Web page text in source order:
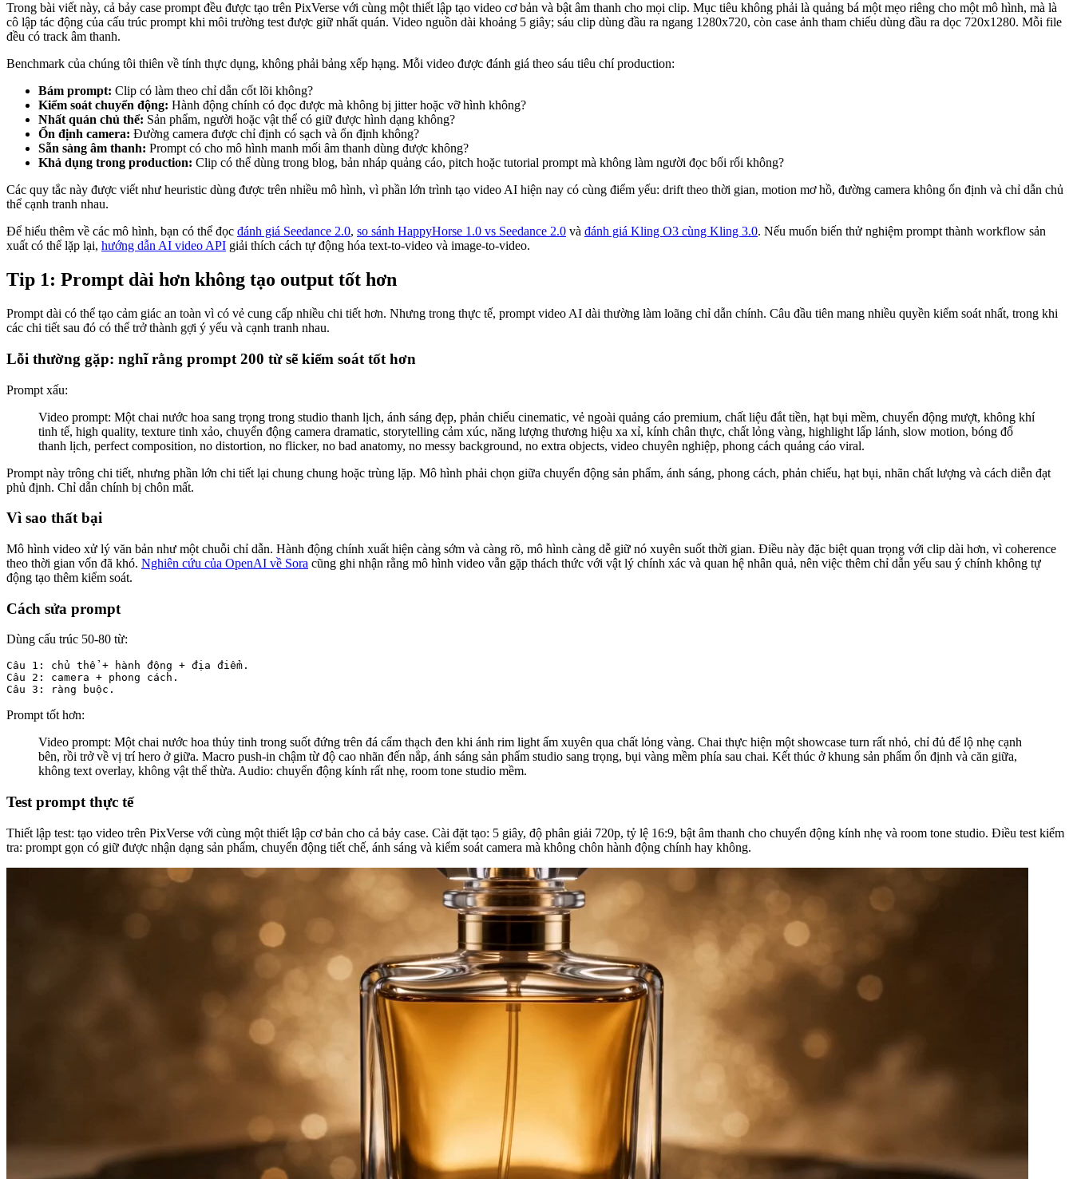
Trong bài viết này, cả bảy case prompt đều được tạo trên PixVerse với cùng một thiết lập tạo video cơ bản và bật âm thanh cho mọi clip. Mục tiêu không phải là quảng bá một mẹo riêng cho một mô hình, mà là
cô lập tác động của cấu trúc prompt khi môi trường test được giữ nhất quán. Video nguồn dài khoảng 5 giây; sáu clip dùng đầu ra ngang 1280x720, còn case ảnh tham chiếu dùng đầu ra dọc 720x1280. Mỗi file
đều có track âm thanh.
Benchmark của chúng tôi thiên về tính thực dụng, không phải bảng xếp hạng. Mỗi video được đánh giá theo sáu tiêu chí production:
Bám prompt: Clip có làm theo chỉ dẫn cốt lõi không?
Kiểm soát chuyển động: Hành động chính có đọc được mà không bị jitter hoặc vỡ hình không?
Nhất quán chủ thể: Sản phẩm, người hoặc vật thể có giữ được hình dạng không?
Ổn định camera: Đường camera được chỉ định có sạch và ổn định không?
Sẵn sàng âm thanh: Prompt có cho mô hình manh mối âm thanh dùng được không?
Khả dụng trong production: Clip có thể dùng trong blog, bản nháp quảng cáo, pitch hoặc tutorial prompt mà không làm người đọc bối rối không?
Các quy tắc này được viết như heuristic dùng được trên nhiều mô hình, vì phần lớn trình tạo video AI hiện nay có cùng điểm yếu: drift theo thời gian, motion mơ hồ, đường camera không ổn định và chỉ dẫn chủ
thể cạnh tranh nhau.
Để hiểu thêm về các mô hình, bạn có thể đọc đánh giá Seedance 2.0, so sánh HappyHorse 1.0 vs Seedance 2.0 và đánh giá Kling O3 cùng Kling 3.0. Nếu muốn biến thử nghiệm prompt thành workflow sản
xuất có thể lặp lại, hướng dẫn AI video API giải thích cách tự động hóa text-to-video và image-to-video.
Tip 1: Prompt dài hơn không tạo output tốt hơn
Prompt dài có thể tạo cảm giác an toàn vì có vẻ cung cấp nhiều chi tiết hơn. Nhưng trong thực tế, prompt video AI dài thường làm loãng chỉ dẫn chính. Câu đầu tiên mang nhiều quyền kiểm soát nhất, trong khi
các chi tiết sau đó có thể trở thành gợi ý yếu và cạnh tranh nhau.
Lỗi thường gặp: nghĩ rằng prompt 200 từ sẽ kiểm soát tốt hơn
Prompt xấu:
Video prompt: Một chai nước hoa sang trọng trong studio thanh lịch, ánh sáng đẹp, phản chiếu cinematic, vẻ ngoài quảng cáo premium, chất liệu đắt tiền, hạt bụi mềm, chuyển động mượt, không khí
tinh tế, high quality, texture tinh xảo, chuyển động camera dramatic, storytelling cảm xúc, năng lượng thương hiệu xa xỉ, kính chân thực, chất lỏng vàng, highlight lấp lánh, slow motion, bóng đổ
thanh lịch, perfect composition, no distortion, no flicker, no bad anatomy, no messy background, no extra objects, video chuyên nghiệp, phong cách quảng cáo viral.
Prompt này trông chi tiết, nhưng phần lớn chi tiết lại chung chung hoặc trùng lặp. Mô hình phải chọn giữa chuyển động sản phẩm, ánh sáng, phong cách, phản chiếu, hạt bụi, nhãn chất lượng và cách diễn đạt
phủ định. Chỉ dẫn chính bị chôn mất.
Vì sao thất bại
Mô hình video xử lý văn bản như một chuỗi chỉ dẫn. Hành động chính xuất hiện càng sớm và càng rõ, mô hình càng dễ giữ nó xuyên suốt thời gian. Điều này đặc biệt quan trọng với clip dài hơn, vì coherence
theo thời gian vốn đã khó. Nghiên cứu của OpenAI về Sora cũng ghi nhận rằng mô hình video vẫn gặp thách thức với vật lý chính xác và quan hệ nhân quả, nên việc thêm chỉ dẫn yếu sau ý chính không tự
động tạo thêm kiểm soát.
Cách sửa prompt
Dùng cấu trúc 50-80 từ:
Câu 1: chủ thể + hành động + địa điểm.
Câu 2: camera + phong cách.
Câu 3: ràng buộc.
Prompt tốt hơn:
Video prompt: Một chai nước hoa thủy tinh trong suốt đứng trên đá cẩm thạch đen khi ánh rim light ấm xuyên qua chất lỏng vàng. Chai thực hiện một showcase turn rất nhỏ, chỉ đủ để lộ nhẹ cạnh
bên, rồi trở về vị trí hero ở giữa. Macro push-in chậm từ độ cao nhãn đến nắp, ánh sáng sản phẩm studio sang trọng, bụi vàng mềm phía sau chai. Kết thúc ở khung sản phẩm ổn định và căn giữa,
không text overlay, không vật thể thừa. Audio: chuyển động kính rất nhẹ, room tone studio mềm.
Test prompt thực tế
Thiết lập test: tạo video trên PixVerse với cùng một thiết lập cơ bản cho cả bảy case. Cài đặt tạo: 5 giây, độ phân giải 720p, tỷ lệ 16:9, bật âm thanh cho chuyển động kính nhẹ và room tone studio. Điều test kiểm
tra: prompt gọn có giữ được nhận dạng sản phẩm, chuyển động tiết chế, ánh sáng và kiểm soát camera mà không chôn hành động chính hay không.